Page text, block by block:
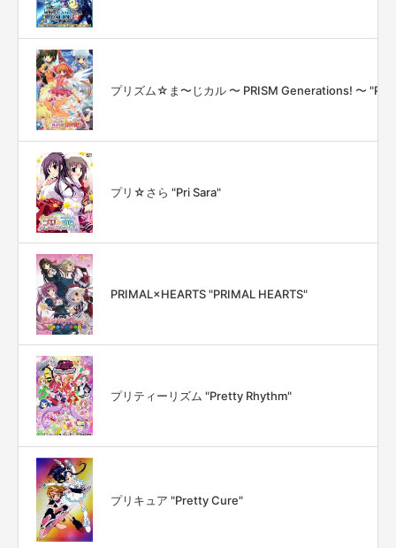
プリズム☆ま〜じカル 〜 PRISM Generations! 〜
プリ☆さら "Pri Sara"
PRIMAL×HEARTS "PRIMAL HEARTS"
プリティーリズム "Pretty Rhythm"
プリキュア "Pretty Cure"